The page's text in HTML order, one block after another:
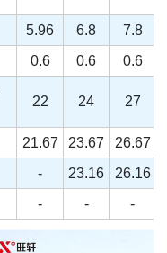
5.96 6.8
7.8
0.6 0.6 0.6
22 24 27
21.67 23.67 26.67
- 23.16 26.16
- - -